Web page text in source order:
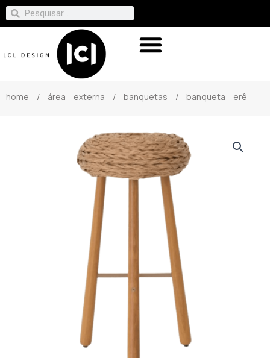
home / área externa / banquetas / banqueta erê